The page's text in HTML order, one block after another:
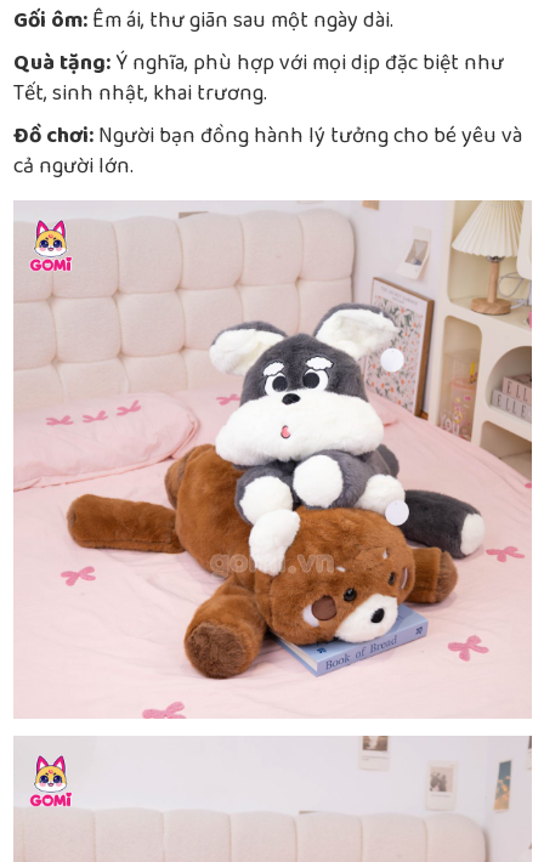
Gối ôm:Êm ái, thư giãn sau một ngày dài.
Quà tặng:Ý nghĩa, phù hợp với mọi dịp đặc biệt như
Tết, sinh nhật, khai trương.
Đồ chơi:Người bạn đồng hành lý tưởng cho bé yêu và
cả người lớn.